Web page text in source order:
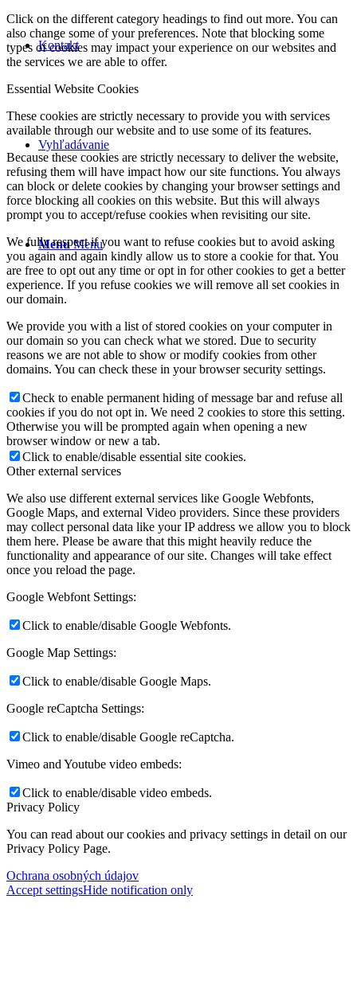
Kontakt
Vyhľadávanie
Menu Menu
Click on the different category headings to find out more. You can
also change some of your preferences. Note that blocking some
types of cookies may impact your experience on our websites and
the services we are able to offer.
Essential Website Cookies
These cookies are strictly necessary to provide you with services
available through our website and to use some of its features.
Because these cookies are strictly necessary to deliver the website,
refusing them will have impact how our site functions. You always
can block or delete cookies by changing your browser settings and
force blocking all cookies on this website. But this will always
prompt you to accept/refuse cookies when revisiting our site.
We fully respect if you want to refuse cookies but to avoid asking
you again and again kindly allow us to store a cookie for that. You
are free to opt out any time or opt in for other cookies to get a better
experience. If you refuse cookies we will remove all set cookies in
our domain.
We provide you with a list of stored cookies on your computer in
our domain so you can check what we stored. Due to security
reasons we are not able to show or modify cookies from other
domains. You can check these in your browser security settings.
Check to enable permanent hiding of message bar and refuse all
cookies if you do not opt in. We need 2 cookies to store this setting.
Otherwise you will be prompted again when opening a new
browser window or new a tab.
Click to enable/disable essential site cookies.
Other external services
We also use different external services like Google Webfonts,
Google Maps, and external Video providers. Since these providers
may collect personal data like your IP address we allow you to block
them here. Please be aware that this might heavily reduce the
functionality and appearance of our site. Changes will take effect
once you reload the page.
Google Webfont Settings:
Click to enable/disable Google Webfonts.
Google Map Settings:
Click to enable/disable Google Maps.
Google reCaptcha Settings:
Click to enable/disable Google reCaptcha.
Vimeo and Youtube video embeds:
Click to enable/disable video embeds.
Privacy Policy
You can read about our cookies and privacy settings in detail on our
Privacy Policy Page.
Ochrana osobných údajov
Accept settingsHide notification only